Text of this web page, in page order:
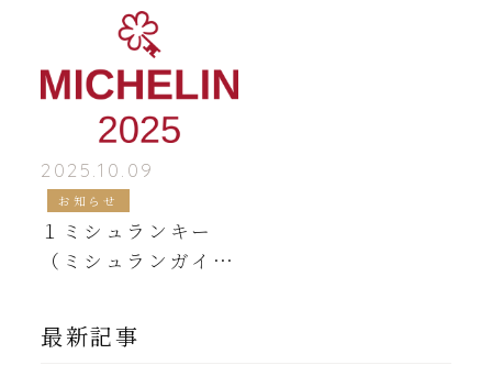
2025.10.09
お知らせ
１ミシュランキー
（ミシュランガイド
ン）のご報告
最新記事